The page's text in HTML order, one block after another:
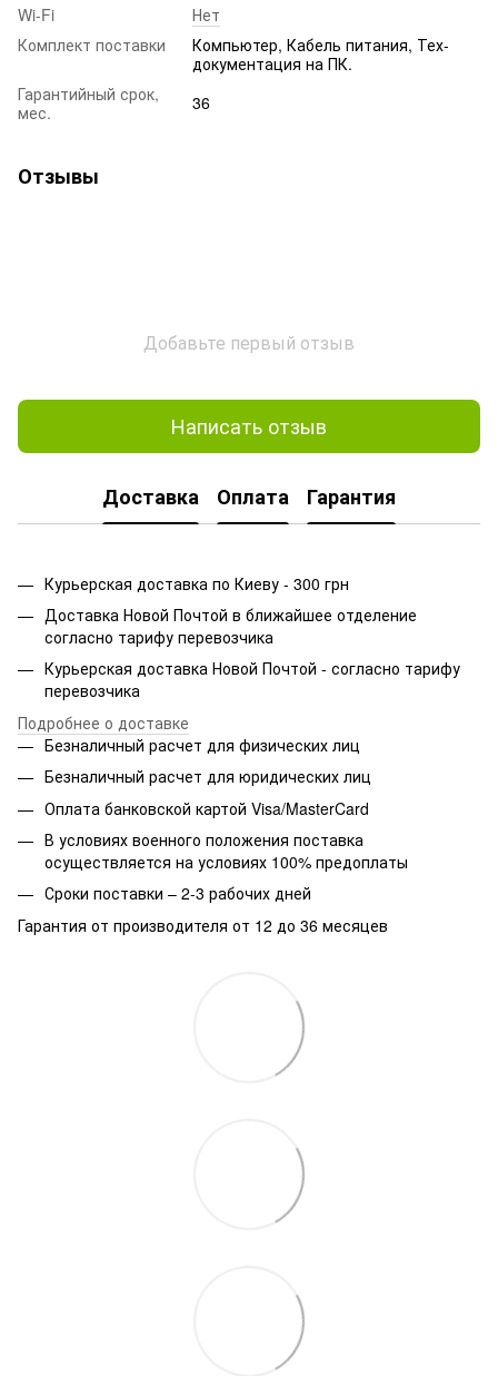
Wi-Fi
Нет
Комплект поставки
Компьютер, Кабель питания, Тех-
документация на ПК.
Гарантийный срок,
мес.
36
Отзывы
Добавьте первый отзыв
Написать отзыв
Доставка Оплата Гарантия
Курьерская доставка по Киеву - 300 грн
Доставка Новой Почтой в ближайшее отделение
согласно тарифу перевозчика
Курьерская доставка Новой Почтой - согласно тарифу
перевозчика
Подробнее о доставке
Безналичный расчет для физических лиц
Безналичный расчет для юридических лиц
Оплата банковской картой Visa/MasterCard
В условиях военного положения поставка
осуществляется на условиях 100% предоплаты
Сроки поставки – 2-3 рабочих дней
Гарантия от производителя от 12 до 36 месяцев